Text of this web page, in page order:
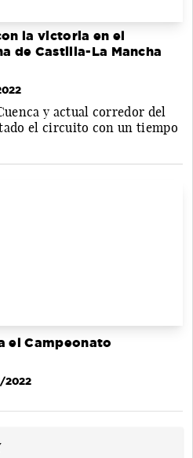
la victoria en el
de Castilla-La Mancha
y actual corredor del
el circuito con un tiempo
el Campeonato
2022